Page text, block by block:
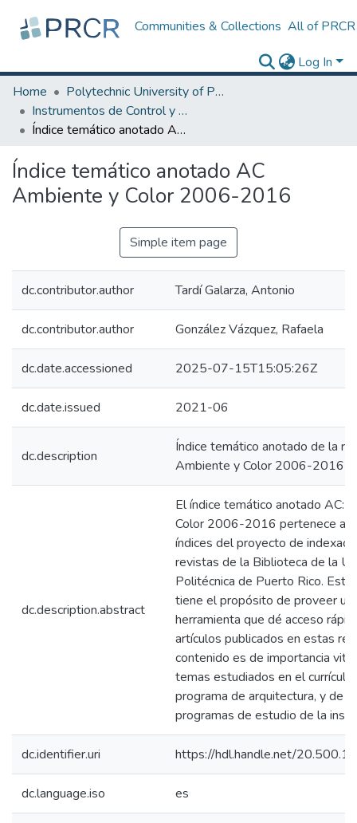
Communities & Collections All of PRCR
Log In
Home
Polytechnic University of Puerto Rico
Instrumentos de Control y Consulta Archivísticos
Índice temático anotado AC Ambiente y Color 2006-2016
Índice temático anotado AC
Ambiente y Color 2006-2016
Simple item page
dc.contributor.author Tardí Galarza, Antonio
dc.contributor.author González Vázquez, Rafaela
dc.date.accessioned 2025-07-15T15:05:26Z
dc.date.issued 2021-06
dc.description
Índice temático anotado de la
Ambiente y Color 2006-2016
dc.description.abstract
El índice temático anotado AC:
Color 2006-2016 pertenece a
índices del proyecto de
revistas de la Biblioteca de la
Politécnica de Puerto Rico.
tiene el propósito de proveer
herramienta que dé acceso
artículos publicados en estas
contenido es de importancia
temas estudiados en el currículo
programa de arquitectura, y de
programas de estudio de la
dc.identifier.uri https://hdl.handle.net/
dc.language.iso es